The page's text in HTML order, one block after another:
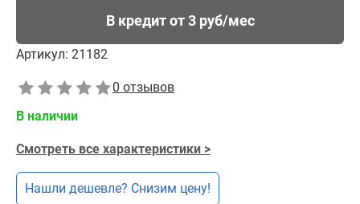
В кредит от 3 руб/мес
Артикул: 21182
0 отзывов
В наличии
Смотреть все характеристики >
Нашли дешевле? Снизим цену!